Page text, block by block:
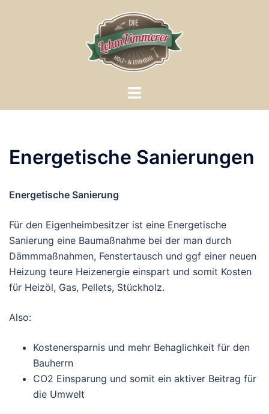
Menü
Energetische Sanierungen
Energetische Sanierung
Für den Eigenheimbesitzer ist eine Energetische
Sanierung eine Baumaßnahme bei der man durch
Dämmmaßnahmen, Fenstertausch und ggf einer neuen
Heizung teure Heizenergie einspart und somit Kosten
für Heizöl, Gas, Pellets, Stückholz.
Also:
Kostenersparnis und mehr Behaglichkeit für den
Bauherrn
CO2 Einsparung und somit ein aktiver Beitrag für
die Umwelt